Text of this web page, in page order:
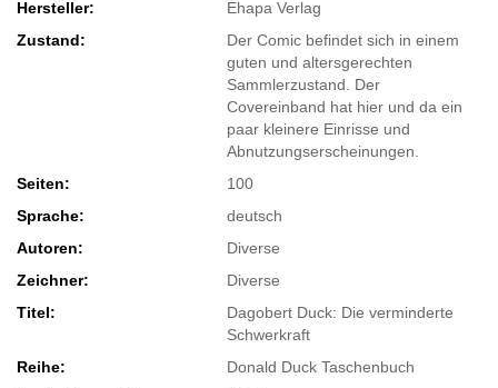
Hersteller:
Ehapa Verlag
Zustand:
Der Comic befindet sich in einem
guten und altersgerechten
Sammlerzustand. Der
Covereinband hat hier und da ein
paar kleinere Einrisse und
Abnutzungserscheinungen.
Seiten:
100
Sprache:
deutsch
Autoren:
Diverse
Zeichner:
Diverse
Titel:
Dagobert Duck: Die verminderte
Schwerkraft
Reihe:
Donald Duck Taschenbuch